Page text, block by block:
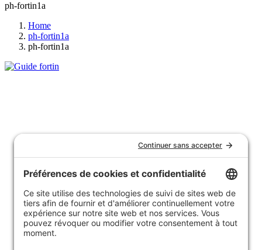
ph-fortin1a
Home
ph-fortin1a
ph-fortin1a
FAQ
Achats de groupe
Politique de confidentialité